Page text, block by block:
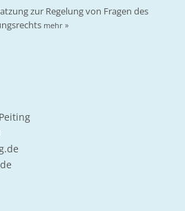
zur Regelung von Fragen des
mehr »